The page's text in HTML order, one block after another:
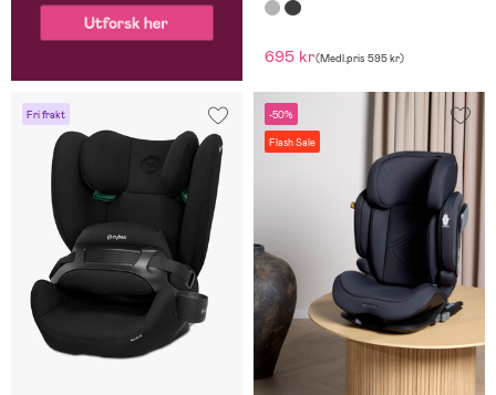
695 kr(Medl.pris 595 kr)
Fri frakt -50%
Flash Sale